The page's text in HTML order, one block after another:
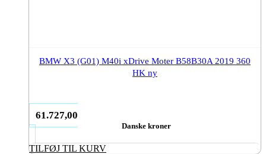
BMW X3 (G01) M40i xDrive Moter B58B30A 2019 360
HK ny
61.727,00
Danske kroner
TILFØJ TIL KURV